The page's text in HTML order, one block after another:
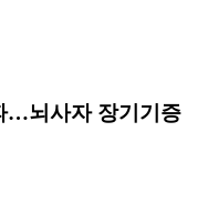
…뇌사자 장기기증